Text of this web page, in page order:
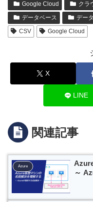
Google Cloud クラ
データベース
デー
CSV
Google Cloud
X
LINE
関連記事
Azure
～